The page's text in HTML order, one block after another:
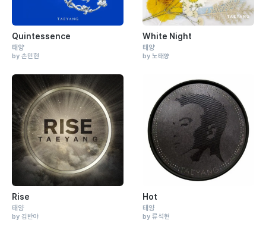
Quintessence
태양
by 손민현
White Night
태양
by 노태양
Rise
태양
by 김반야
Hot
태양
by 류석현